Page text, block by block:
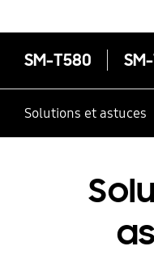
SM-T580
Solutions et astuces